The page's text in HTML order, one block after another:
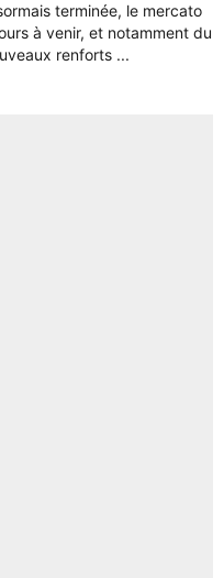
terminée, le mercato
à venir, et notamment du
renforts ...